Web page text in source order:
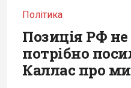
Політика
Позиція РФ
потрібно
Каллас про